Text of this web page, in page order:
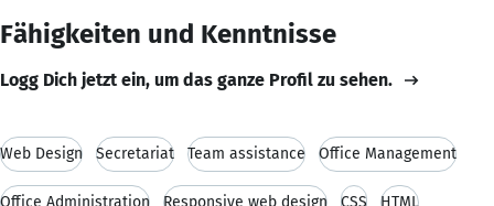
Fähigkeiten und Kenntnisse
Logg Dich jetzt ein, um das ganze Profil zu sehen.
Web Design Secretariat Team assistance Office Management
Office Administration Responsive web design CSS HTML